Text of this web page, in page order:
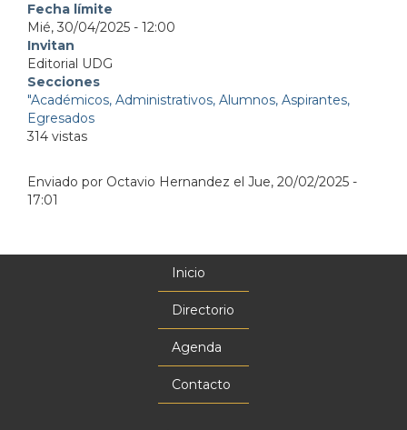
Fecha límite
Mié, 30/04/2025 - 12:00
Invitan
Editorial UDG
Secciones
"Académicos, Administrativos, Alumnos, Aspirantes,
Egresados
314 vistas
Enviado por Octavio Hernandez el Jue, 20/02/2025 -
17:01
Inicio
Directorio
Agenda
Contacto